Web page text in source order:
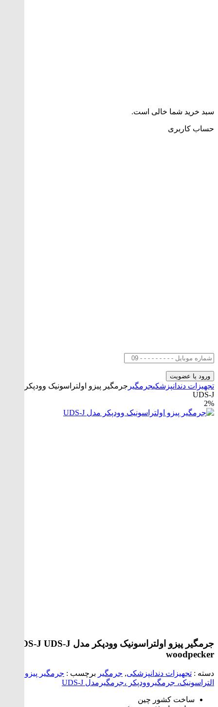
سبد خرید شما خالی است.
حساب کاربری
تجهیزات دندانپزشکیجرمگیر جرمگیر پیزو اولتراسونیک وودپکر مدل
UDS-J
2%
جرمگیر پیزو اولتراسونیک وودپکر مدل UDS-J UDS-J
woodpecker
دسته : تجهیزات دندانپزشکی, جرمگیر برچسب : جرمگیر پیزو
التراسونیک، جرمگیروودپکر ،جرمگیرمدل UDS-J
ساخت کشور چین